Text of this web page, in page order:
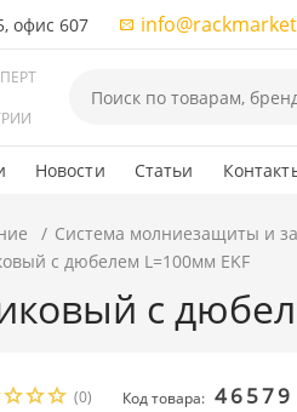
офис 607
Новости Статьи
Система молниезащиты и
с дюбелем L=100мм EKF
с
(0) Код товара: 46579